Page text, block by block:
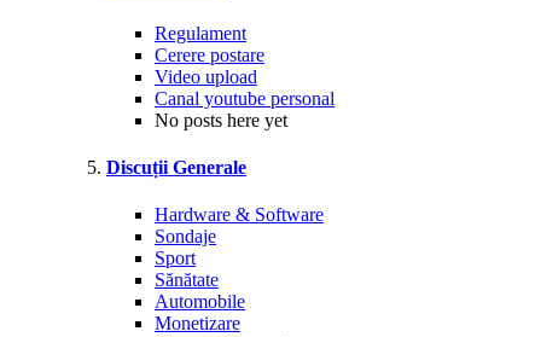
Regulament
Cerere postare
Video upload
Canal youtube personal
No posts here yet
Discuții Generale
Hardware & Software
Sondaje
Sport
Sănătate
Automobile
Monetizare